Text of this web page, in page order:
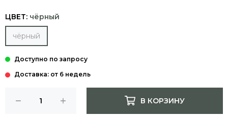
ЦВЕТ: чёрный
чёрный
Доставка: от 6 недель
В КОРЗИНУ